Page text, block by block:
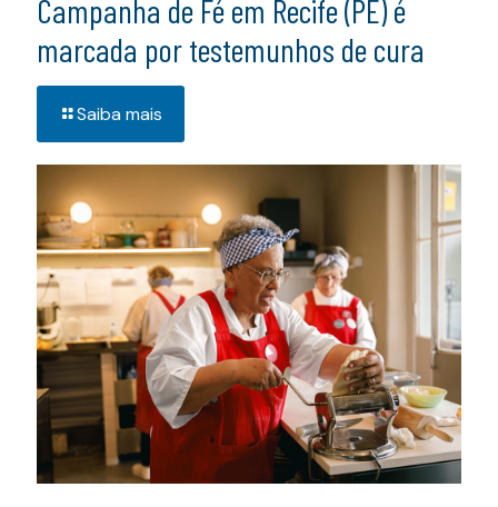
Campanha de Fé em Recife (PE) é
marcada por testemunhos de cura
Saiba mais